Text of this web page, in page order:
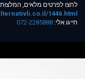
לחצו לפרטים מלאים, המלצות
1446.html
חייגו אלי: 072-2285888